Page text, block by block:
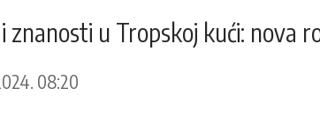
znanosti u Tropskoj kući: nova
08:20